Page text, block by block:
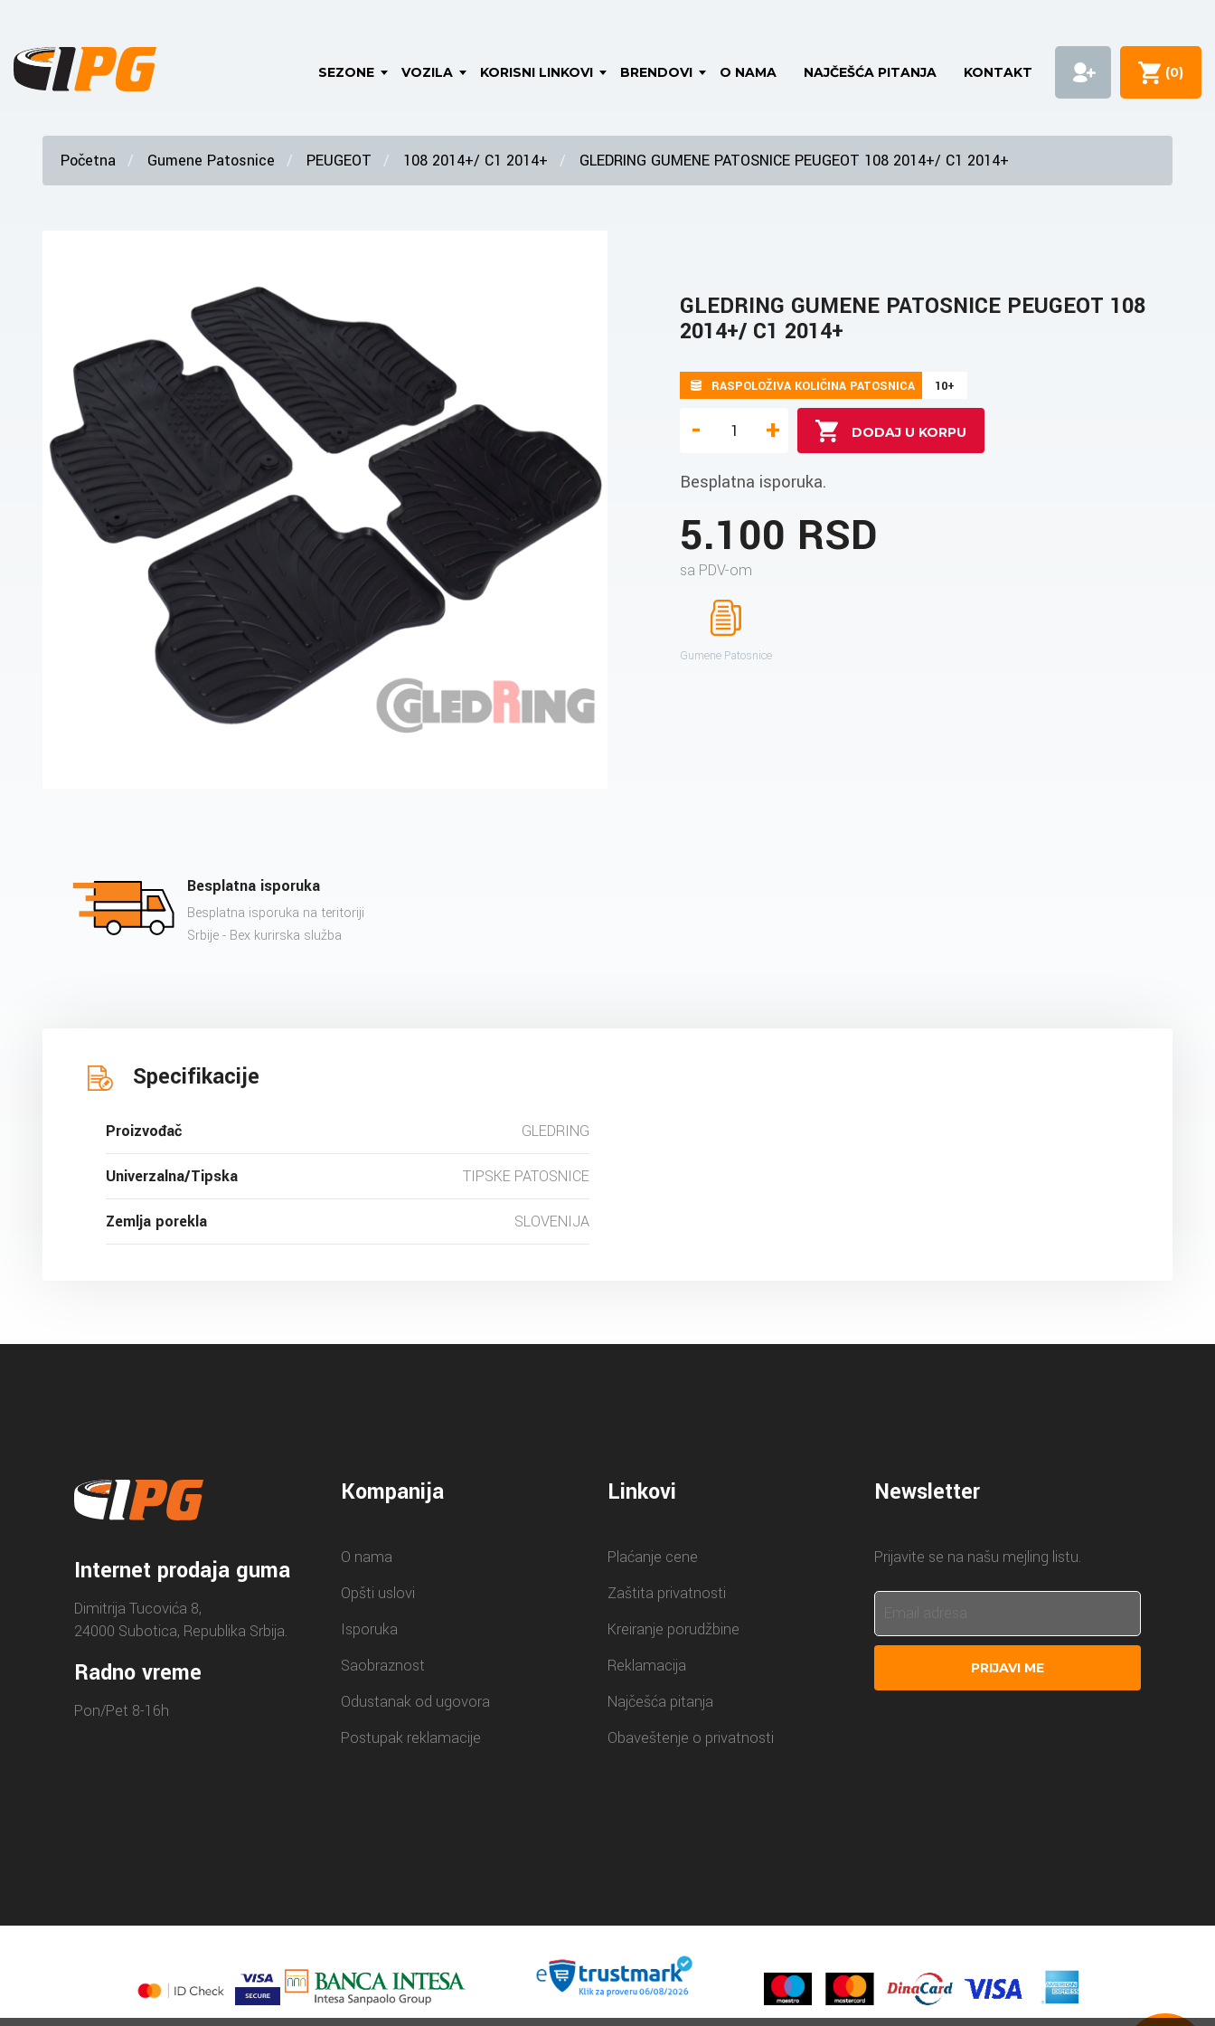
SEZONE VOZILA KORISNI LINKOVI BRENDOVI O NAMA NAJČEŠĆA PITANJA KONTAKT (0)
Početna Gumene Patosnice PEUGEOT 108 2014+/ C1 2014+ GLEDRING GUMENE PATOSNICE PEUGEOT 108 2014+/ C1 2014+
GLEDRING GUMENE PATOSNICE PEUGEOT 108
2014+/ C1 2014+
RASPOLOŽIVA KOLIČINA PATOSNICA 10+
- +
Besplatna isporuka.
5.100 RSD
sa PDV-om
Gumene Patosnice
Besplatna isporuka
Besplatna isporuka na teritoriji
Srbije - Bex kurirska služba
Specifikacije
Proizvođač GLEDRING
Univerzalna/Tipska TIPSKE PATOSNICE
Zemlja porekla SLOVENIJA
Internet prodaja guma
Dimitrija Tucovića 8,
24000 Subotica, Republika Srbija.
Radno vreme
Pon/Pet 8-16h
Kompanija
O nama
Opšti uslovi
Isporuka
Saobraznost
Odustanak od ugovora
Postupak reklamacije
Linkovi
Plaćanje cene
Zaštita privatnosti
Kreiranje porudžbine
Reklamacija
Najčešća pitanja
Obaveštenje o privatnosti
Newsletter
Prijavite se na našu mejling listu.
PRIJAVI ME